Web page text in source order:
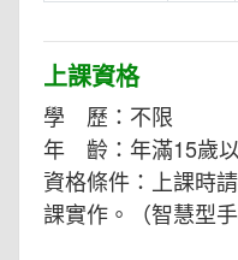
上課資格
學 歷：不限
年 齡：年滿15歲
資格條件：上課時
課實作。（智慧型